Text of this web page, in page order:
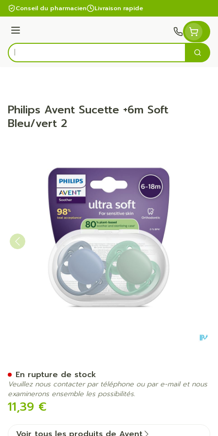
Aller au contenu
Conseil du pharmacien Livraison rapide
Menu
Rechercher
Philips Avent Sucette +6m Soft
Bleu/vert 2
11,39 €
En rupture de stock
Veuillez nous contacter par téléphone ou par e-mail et nous
examinerons ensemble les possibilités.